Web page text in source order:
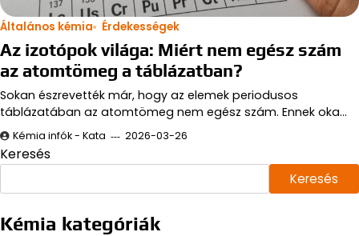
Általános kémia Érdekességek
Az izotópok világa: Miért nem egész szám
az atomtömeg a táblázatban?
Sokan észrevették már, hogy az elemek periodusos
táblázatában az atomtömeg nem egész szám. Ennek oka…
Kémia infók - Kata 2026-03-26
Keresés
Keresés
Kémia kategóriák